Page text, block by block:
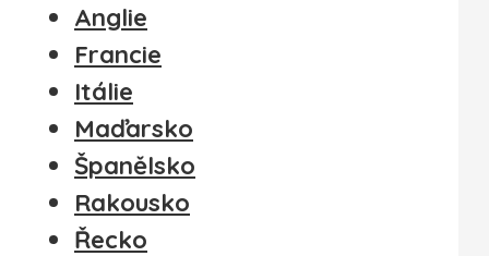
Anglie
Francie
Itálie
Maďarsko
Španělsko
Rakousko
Řecko